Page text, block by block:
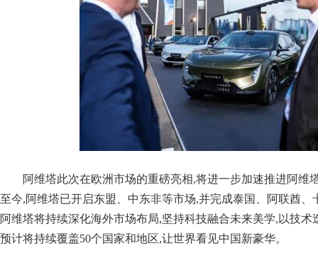
阿维塔此次在欧洲市场的重磅亮相,将进一步加速推进阿维
至今,阿维塔已开启东盟、中东非等市场,并完成泰国、阿联酋、
阿维塔将持续深化海外市场布局,坚持科技融合未来美学,以技术
预计将持续覆盖50个国家和地区,让世界看见中国新豪华。